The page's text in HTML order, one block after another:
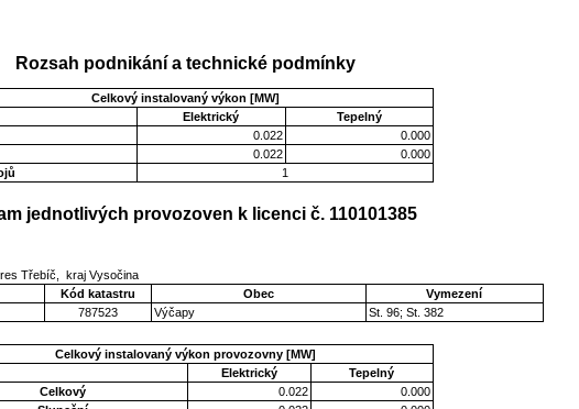
Rozsah podnikání a technické podmínky
Celkový instalovaný výkon [MW]
Elektrický
Tepelný
0.022
0.000
0.022
0.000
1
jednotlivých provozoven k licenci č. 110101385
Třebíč, kraj Vysočina
Kód katastru Obec
Vymezení
787523 Výčapy St. 96; St. 382
Celkový instalovaný výkon provozovny [MW]
Elektrický
Tepelný
Celkový
0.022
0.000